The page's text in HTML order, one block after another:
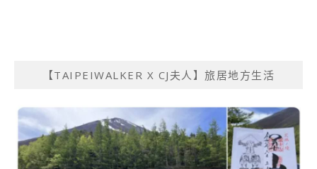
【TAIPEIWALKER X CJ夫人】旅居地方生活